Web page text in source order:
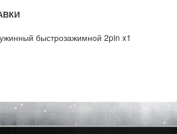
быстрозажимной 2pin x1